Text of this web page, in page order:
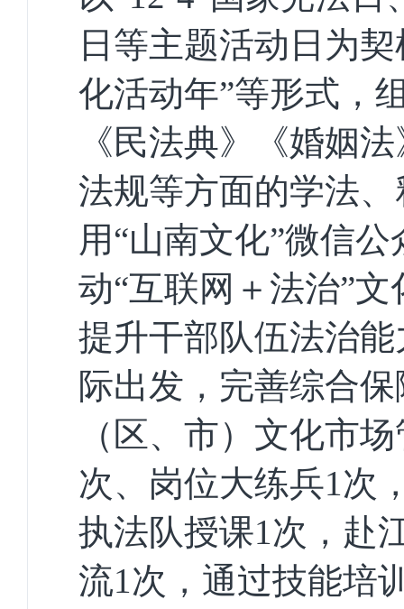
日等主题活动日为
化活动年”等形式，
《民法典》《婚姻
法规等方面的学法
用 “山南文化”微信
动“互联网 ＋ 法治”文
提升干部队伍法治能
际出发，完善综合
（区、市）文化市
次、岗位大练兵1次
执法队授课1次，赴
流1次，通过技能培